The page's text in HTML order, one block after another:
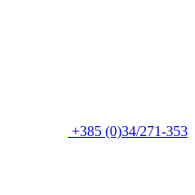
+385 (0)34/271-353